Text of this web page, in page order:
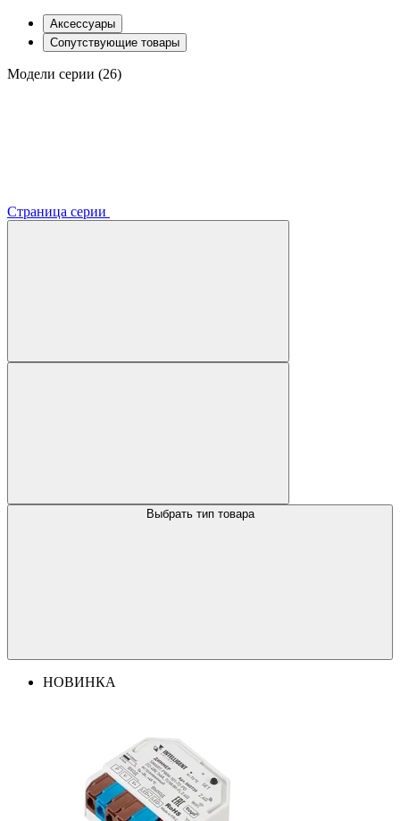
Аксессуары
Сопутствующие товары
Модели серии (26)
Страница серии
Выбрать тип товара
НОВИНКА